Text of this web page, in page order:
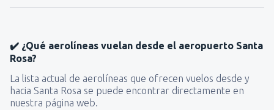
✔️ ¿Qué aerolíneas vuelan desde el aeropuerto Santa
Rosa?
La lista actual de aerolíneas que ofrecen vuelos desde y
hacia Santa Rosa se puede encontrar directamente en
nuestra página web.